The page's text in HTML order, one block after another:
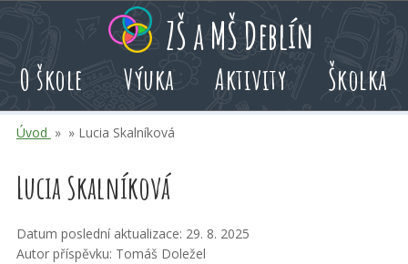
obsah
volby
akcí
ZŠ a MŠ Deblín
O škole Výuka Aktivity Školka
Úvod » » Lucia Skalníková
Lucia Skalníková
Datum poslední aktualizace: 29. 8. 2025
Autor příspěvku: Tomáš Doležel